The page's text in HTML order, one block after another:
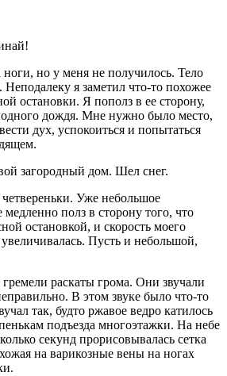
ноги, но у меня не получилось. Тело
я заметил что-то похожее
остановки. Я пополз в ее сторону,
дождя. Мне нужно было место,
дух, успокоиться и попытаться
загородный дом. Шел снег.
Уже небольшое
полз в сторону того, что
остановкой, и скорость моего
Пусть и небольшой,
раскаты грома. Они звучали
В этом звуке было что-то
так, будто ржавое ведро катилось
подъезда многоэтажки. На небе
секунд прорисовывалась сетка
на варикозные вены на ногах